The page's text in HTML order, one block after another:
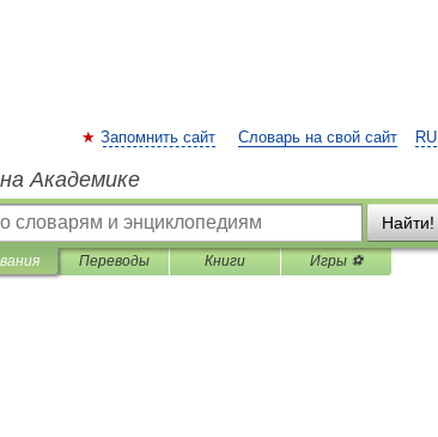
RU
Запомнить сайт Словарь на свой сайт
Академике
Найти!
Переводы Книги Игры ⚽